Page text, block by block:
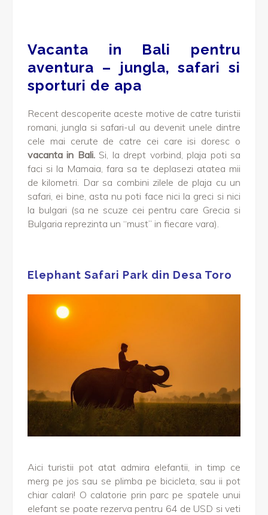
Vacanta in Bali pentru
aventura – jungla, safari si
sporturi de apa
Recent descoperite aceste motive de catre turistii
romani, jungla si safari-ul au devenit unele dintre
cele mai cerute de catre cei care isi doresc o
vacanta in Bali.Si, la drept vorbind, plaja poti sa
faci si la Mamaia, fara sa te deplasezi atatea mii
de kilometri. Dar sa combini zilele de plaja cu un
safari, ei bine, asta nu poti face nici la greci si nici
la bulgari (sa ne scuze cei pentru care Grecia si
Bulgaria reprezinta un “must” in fiecare vara).
Elephant Safari Park din Desa Toro
Aici turistii pot atat admira elefantii, in timp ce
merg pe jos sau se plimba pe bicicleta, sau ii pot
chiar calari! O calatorie prin parc pe spatele unui
elefant se poate rezerva pentru 64 de USD si veti